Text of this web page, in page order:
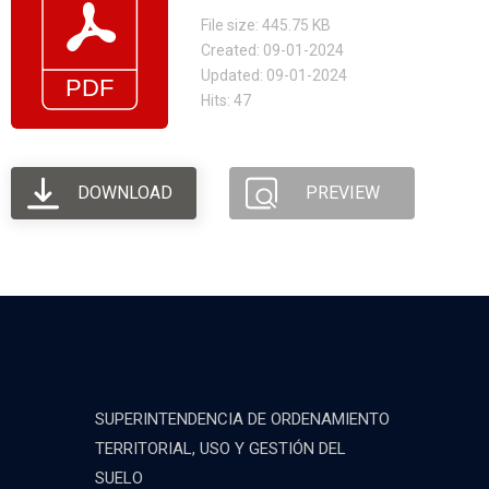
File size: 445.75 KB
Created: 09-01-2024
Updated: 09-01-2024
Hits: 47
DOWNLOAD PREVIEW
SUPERINTENDENCIA DE ORDENAMIENTO
TERRITORIAL, USO Y GESTIÓN DEL
SUELO